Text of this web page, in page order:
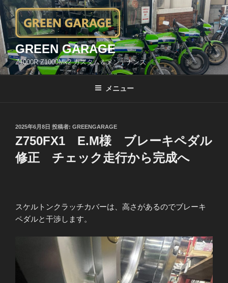
コ
ン
テ
ン
ツ
へ
GREEN GARAGE
Z1000R Z1000Mk2 カスタム＆メンテナンス
メニュー
投
稿
日:
2025年6月8日 投稿者: GREENGARAGE
Z750FX1 E.M様 ブレーキペダル
修正 チェック走行から完成へ
スケルトンクラッチカバーは、高さがあるのでブレーキ
ペダルと干渉します。